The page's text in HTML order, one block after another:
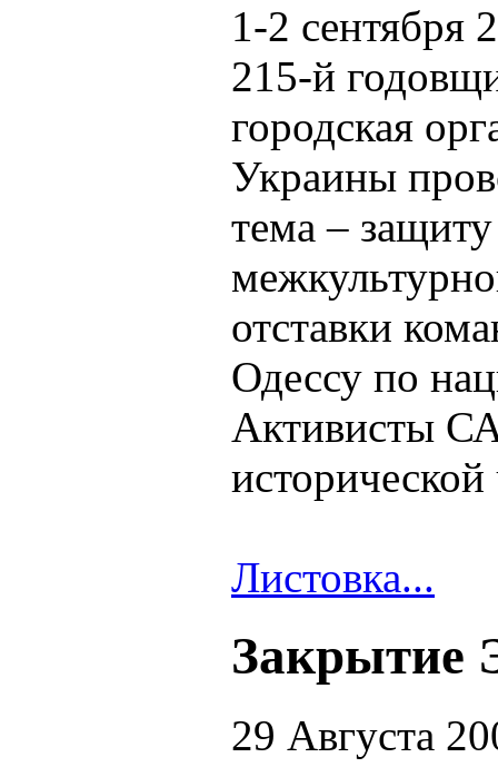
1-2 сентября
215-й
городская
Украины
тема –
отставки
Одессу по
Активисты
исторической
Листовка...
Закрытие
29 Августа